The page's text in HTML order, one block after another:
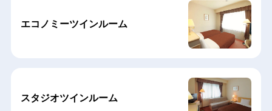
エコノミーツインルーム
スタジオツインルーム